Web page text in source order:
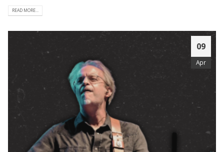
READ MORE...
09
Apr